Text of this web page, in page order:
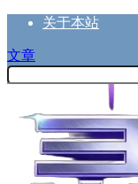
关于本站
文章